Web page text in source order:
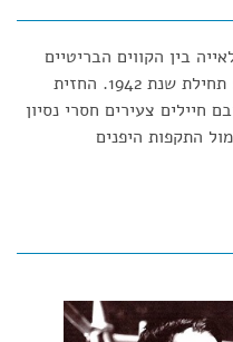
בין הקווים הבריטיים
בדרום והקווים היפנים בצפון. הזמן: תחילת שנת 1942. החזית
חיילים צעירים חסרי נסיון
התקפות היפנים